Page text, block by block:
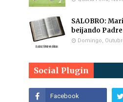
SALOBRO:
beijando
Domingo,
Social Plugin